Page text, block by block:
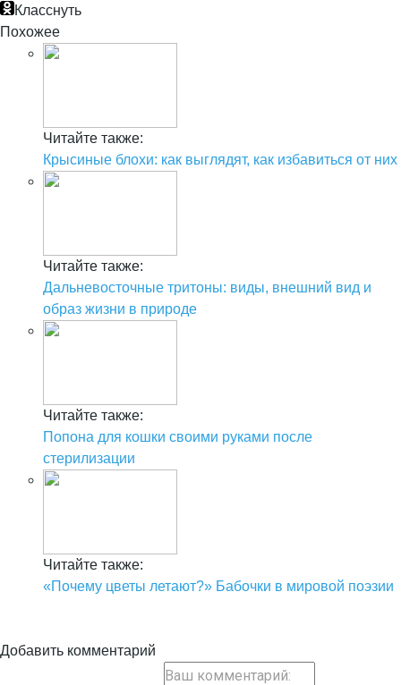
Класснуть
Похожее
Читайте также:
Крысиные блохи: как выглядят, как избавиться от них
Читайте также:
Дальневосточные тритоны: виды, внешний вид и
образ жизни в природе
Читайте также:
Попона для кошки своими руками после
стерилизации
Читайте также:
«Почему цветы летают?» Бабочки в мировой поэзии
Добавить комментарий